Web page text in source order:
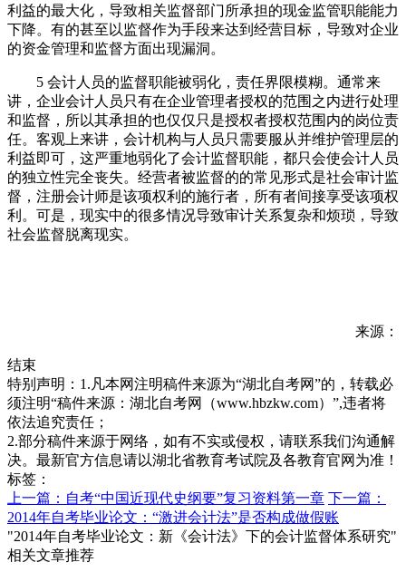
利益的最大化，导致相关监督部门所承担的现金监管职能能力
下降。有的甚至以监督作为手段来达到经营目标，导致对企业
的资金管理和监督方面出现漏洞。
5 会计人员的监督职能被弱化，责任界限模糊。通常来
讲，企业会计人员只有在企业管理者授权的范围之内进行处理
和监督，所以其承担的也仅仅只是授权者授权范围内的岗位责
任。客观上来讲，会计机构与人员只需要服从并维护管理层的
利益即可，这严重地弱化了会计监督职能，都只会使会计人员
的独立性完全丧失。经营者被监督的的常见形式是社会审计监
督，注册会计师是该项权利的施行者，所有者间接享受该项权
利。可是，现实中的很多情况导致审计关系复杂和烦琐，导致
社会监督脱离现实。
来源：
结束
特别声明：1.凡本网注明稿件来源为“湖北自考网”的，转载必
须注明“稿件来源：湖北自考网（www.hbzkw.com）”,违者将
依法追究责任；
2.部分稿件来源于网络，如有不实或侵权，请联系我们沟通解
决。最新官方信息请以湖北省教育考试院及各教育官网为准！
标签：
上一篇：自考“中国近现代史纲要”复习资料第一章 下一篇：
2014年自考毕业论文：“激进会计法”是否构成做假账
"2014年自考毕业论文：新《会计法》下的会计监督体系研究"
相关文章推荐